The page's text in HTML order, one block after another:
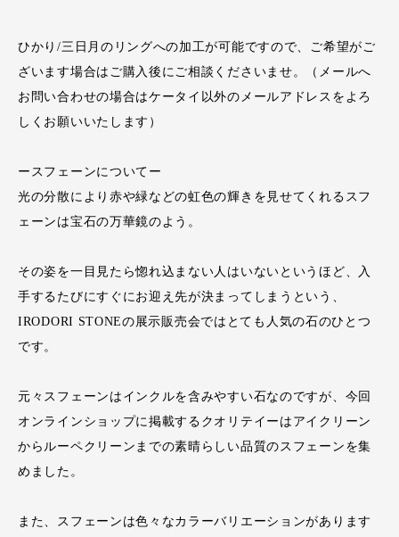
ひかり/三日月のリングへの加工が可能ですので、ご希望がご
ざいます場合はご購入後にご相談くださいませ。（メールへ
お問い合わせの場合はケータイ以外のメールアドレスをよろ
しくお願いいたします）
ースフェーンについてー
光の分散により赤や緑などの虹色の輝きを見せてくれるスフ
ェーンは宝石の万華鏡のよう。
その姿を一目見たら惚れ込まない人はいないというほど、入
手するたびにすぐにお迎え先が決まってしまうという、
IRODORI STONEの展示販売会ではとても人気の石のひとつ
です。
元々スフェーンはインクルを含みやすい石なのですが、今回
オンラインショップに掲載するクオリテイーはアイクリーン
からルーペクリーンまでの素晴らしい品質のスフェーンを集
めました。
また、スフェーンは色々なカラーバリエーションがあります